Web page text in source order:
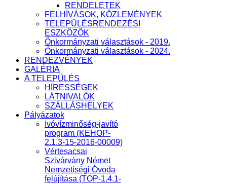
RENDELETEK
FELHÍVÁSOK, KÖZLEMÉNYEK
TELEPÜLÉSRENDEZÉSI
ESZKÖZÖK
Önkormányzati választások - 2019.
Önkormányzati választások - 2024.
RENDEZVÉNYEK
GALÉRIA
A TELEPÜLÉS
HÍRESSÉGEK
LÁTNIVALÓK
SZÁLLÁSHELYEK
Pályázatok
Ivóvízminőség-javító
program (KEHOP-
2.1.3-15-2016-00009)
Vértesacsai
Szivárvány Német
Nemzetiségi Óvoda
felújítása (TOP-1.4.1-